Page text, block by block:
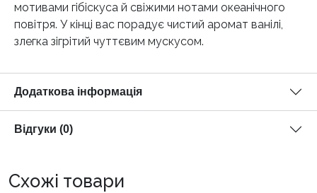
мотивами гібіскуса й свіжими нотами океанічного
повітря. У кінці вас порадує чистий аромат ванілі,
злегка зігрітий чуттєвим мускусом.
Додаткова інформація
Відгуки (0)
Схожі товари